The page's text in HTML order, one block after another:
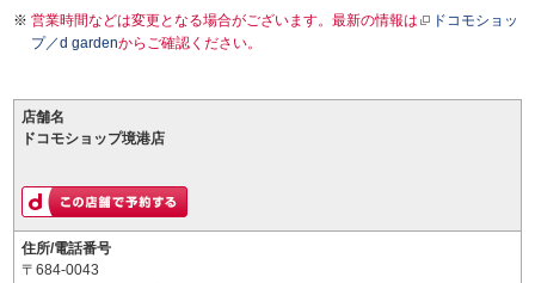
営業時間などは変更となる場合がございます。最新の情報は
ドコモショッ
プ／d gardenからご確認ください。
店舗名
ドコモショップ境港店
住所/電話番号
〒684-0043